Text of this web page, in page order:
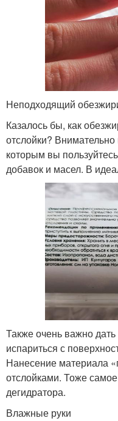
Неподходящий
Казалось бы, как
отслойки? Внимательно
которым вы
добавок и масел. В
Также очень важно
испариться с
Нанесение материала
отслойками. Тоже
дегидратора.
Влажные руки